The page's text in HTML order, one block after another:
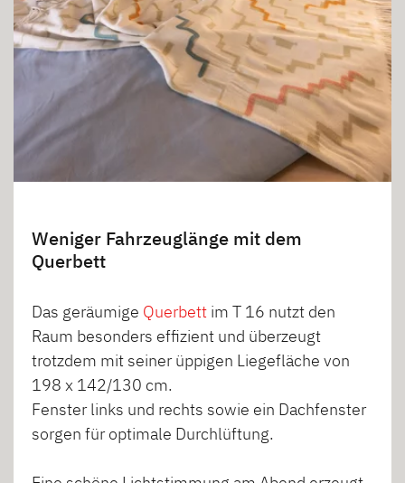
Weniger Fahrzeuglänge mit dem
Querbett
Das geräumige Querbett im T 16 nutzt den
Raum besonders effizient und überzeugt
trotzdem mit seiner üppigen Liegefläche von
198 x 142/130 cm.
Fenster links und rechts sowie ein Dachfenster
sorgen für optimale Durchlüftung.